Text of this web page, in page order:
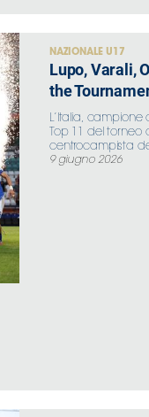
NAZIONALE U17
Lupo, Varali,
the
L’Italia,
Top 11 del torneo
centrocampista
9 giugno 2026